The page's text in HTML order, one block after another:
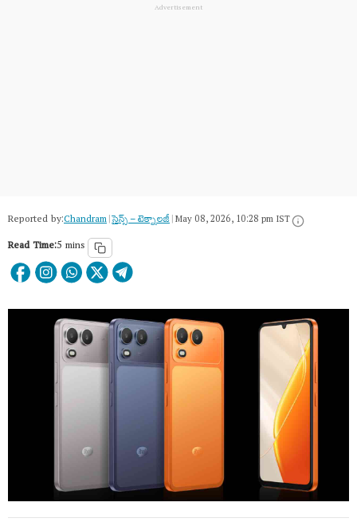
Reported by:Chandram|సైన్స్​ – టెక్నాలజీ|May 08, 2026, 10:28 pm IST
Read Time:5 mins